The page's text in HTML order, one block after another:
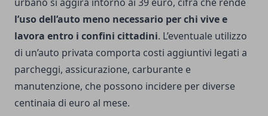
l’uso dell’auto meno necessario per chi vive e
lavora entro i confini cittadini. L’eventuale utilizzo
di un’auto privata comporta costi aggiuntivi legati a
parcheggi, assicurazione, carburante e
manutenzione, che possono incidere per diverse
centinaia di euro al mese.